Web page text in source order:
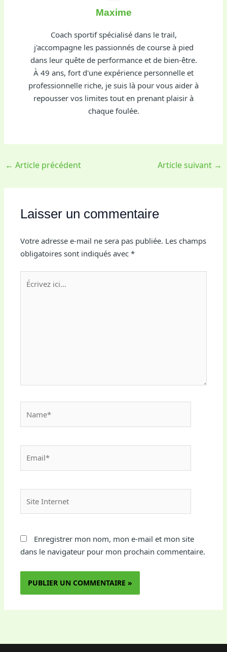
Maxime
Coach sportif spécialisé dans le trail,
j'accompagne les passionnés de course à pied
dans leur quête de performance et de bien-être.
À 49 ans, fort d'une expérience personnelle et
professionnelle riche, je suis là pour vous aider à
repousser vos limites tout en prenant plaisir à
chaque foulée.
← Article précédent Article suivant →
Laisser un commentaire
Votre adresse e-mail ne sera pas publiée. Les champs
obligatoires sont indiqués avec*
Écrivez
ici…
Internet
Enregistrer mon nom, mon e-mail et mon site
dans le navigateur pour mon prochain commentaire.